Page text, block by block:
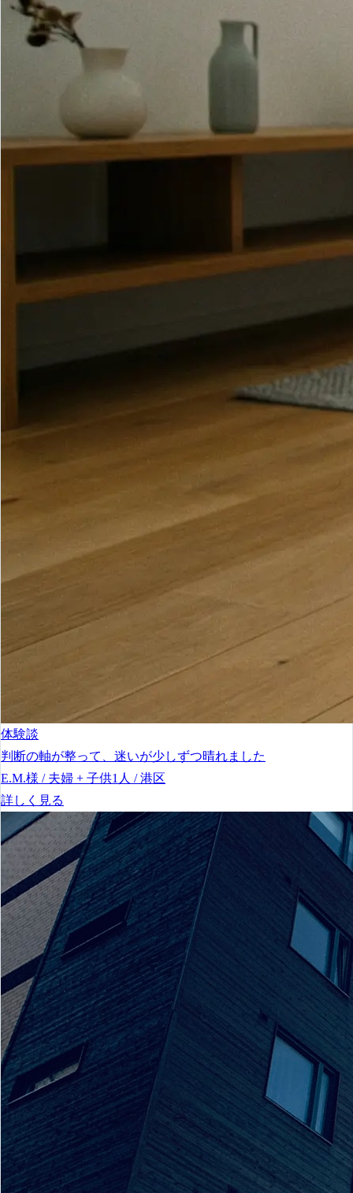
体験談
判断の軸が整って、迷いが少しずつ晴れました
E.M.様 / 夫婦 + 子供1人 / 港区
詳しく見る